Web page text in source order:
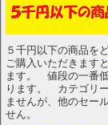
５千円以下の商品を
ご購入いただきますと
ます。 値段の一番
ります。 カテゴリ
ませんが、他のセー
せん。